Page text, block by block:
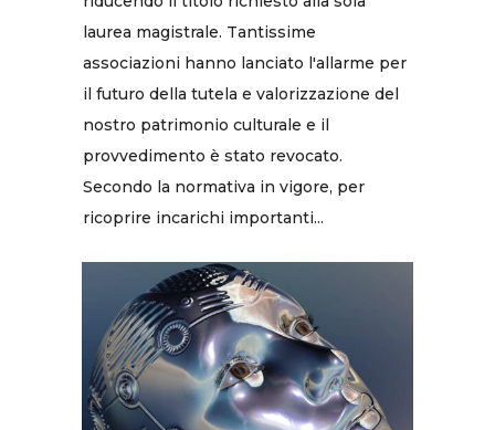
laurea magistrale. Tantissime
associazioni hanno lanciato l'allarme per
il futuro della tutela e valorizzazione del
nostro patrimonio culturale e il
provvedimento è stato revocato.
Secondo la normativa in vigore, per
ricoprire incarichi importanti...